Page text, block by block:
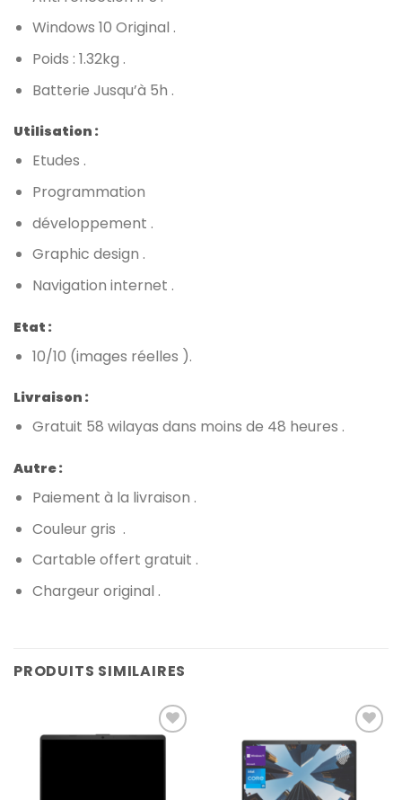
Windows 10 Original .
Poids : 1.32kg .
Batterie Jusqu’à 5h .
Utilisation :
Etudes .
Programmation
développement .
Graphic design .
Navigation internet .
Etat :
10/10 (images réelles ).
Livraison :
Gratuit 58 wilayas dans moins de 48 heures .
Autre :
Paiement à la livraison .
Couleur gris .
Cartable offert gratuit .
Chargeur original .
PRODUITS SIMILAIRES
wishlist